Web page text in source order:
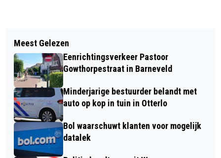
DAUWTRAPPEN OP HEMELVAART
(WANDELEN) BELEEF DE NATUUR BIJ
NATUURCENTRUM DE GINKEL
AUTO TOTAL - LOSS NA AANRIJDING
MET TREKKER IN VOORTHUIZEN
Meest Gelezen
Eenrichtingsverkeer Pastoor
Gowthorpestraat in Barneveld
Minderjarige bestuurder belandt met
auto op kop in tuin in Otterlo
Bol waarschuwt klanten voor mogelijk
datalek